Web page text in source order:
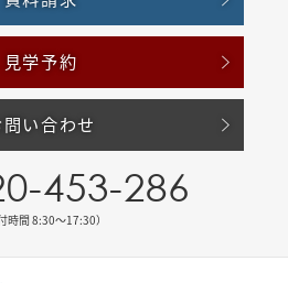
見学予約
問い合わせ
453-286
時間 8:30〜17:30）